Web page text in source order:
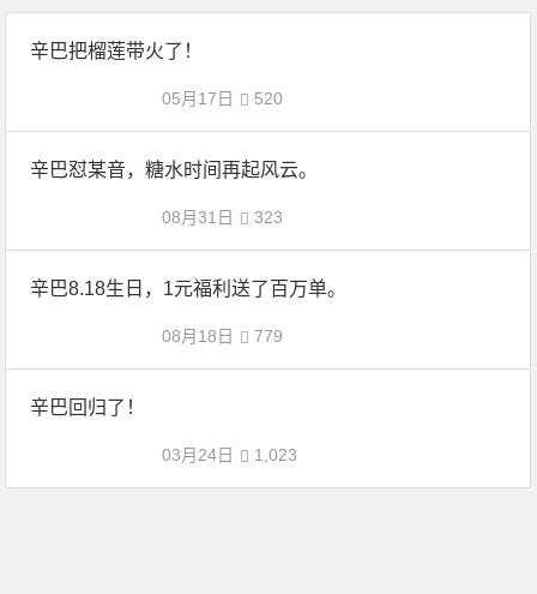
辛巴把榴莲带火了！
05月17日 520
辛巴怼某音，糖水时间再起风云。
08月31日 323
辛巴8.18生日，1元福利送了百万单。
08月18日 779
辛巴回归了！
03月24日 1,023